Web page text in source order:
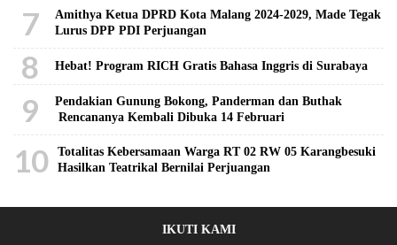
7
Amithya Ketua DPRD Kota Malang 2024-2029, Made Tegak
Lurus DPP PDI Perjuangan
8 Hebat! Program RICH Gratis Bahasa Inggris di Surabaya
9
Pendakian Gunung Bokong, Panderman dan Buthak
Rencananya Kembali Dibuka 14 Februari
10
Totalitas Kebersamaan Warga RT 02 RW 05 Karangbesuki
Hasilkan Teatrikal Bernilai Perjuangan
IKUTI KAMI